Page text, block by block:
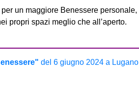
un maggiore Benessere personale,
propri spazi meglio che all’aperto.
del 6 giugno 2024 a Lugano